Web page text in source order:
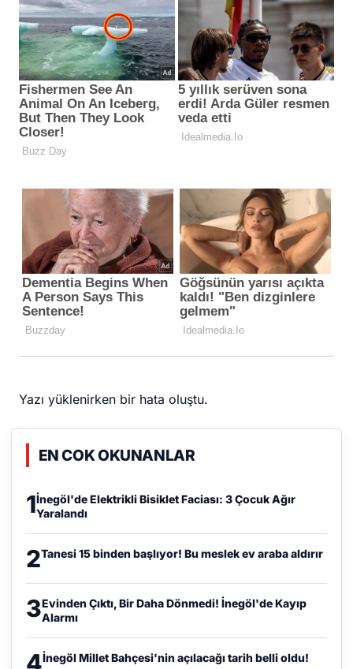
Yazı yüklenirken bir hata oluştu.
EN COK OKUNANLAR
1İnegöl'de Elektrikli Bisiklet Faciası: 3 Çocuk Ağır
Yaralandı
2Tanesi 15 binden başlıyor! Bu meslek ev araba aldırır
3Evinden Çıktı, Bir Daha Dönmedi! İnegöl'de Kayıp
Alarmı
4İnegöl Millet Bahçesi'nin açılacağı tarih belli oldu!